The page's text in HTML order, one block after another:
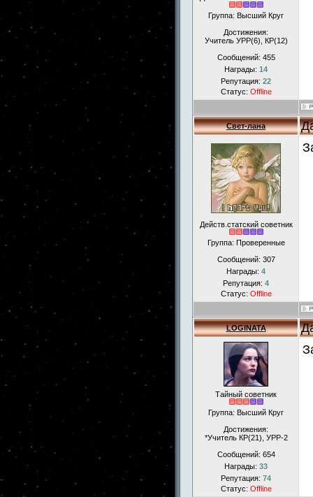
Группа: Высший Круг
Достижения:
Учитель УРР(6), КР(12)
Сообщений: 455
Награды: 14
Репутация: 22
Статус: Offline
Свет-лана
Действ.статский советник
Группа: Проверенные
Сообщений: 307
Награды: 4
Репутация: 4
Статус: Offline
LOGINATA
Тайный советник
Группа: Высший Круг
Достижения:
*Учитель КР(21), УРР-2
Сообщений: 654
Награды: 33
Репутация: 74
Статус: Offline